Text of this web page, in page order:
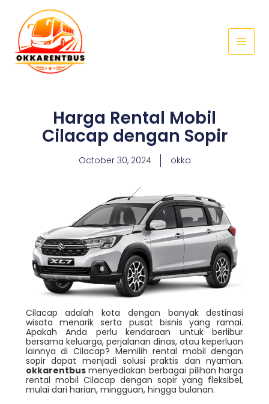
content
Menu
Harga Rental Mobil
Cilacap dengan Sopir
October 30, 2024 okka
Cilacap adalah kota dengan banyak destinasi
wisata menarik serta pusat bisnis yang ramai.
Apakah Anda perlu kendaraan untuk berlibur
bersama keluarga, perjalanan dinas, atau keperluan
lainnya di Cilacap? Memilih rental mobil dengan
sopir dapat menjadi solusi praktis dan nyaman.
okkarentbusmenyediakan berbagai pilihan harga
rental mobil Cilacap dengan sopir yang fleksibel,
mulai dari harian, mingguan, hingga bulanan.